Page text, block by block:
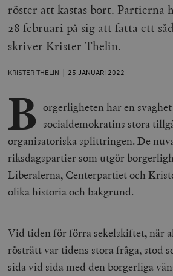
röster att kastas bort. Partierna
28 februari på sig att fatta ett
skriver Krister Thelin.
KRISTER THELIN 25 JANUARI 2022
B orgerligheten har en
socialdemokratins stora
organisatoriska splittringen. De
riksdagspartier som utgör
Liberalerna, Centerpartiet och
olika historia och bakgrund.
Vid tiden för förra sekelskiftet, när
rösträtt var tidens stora fråga, stod
sida vid sida med den borgerliga